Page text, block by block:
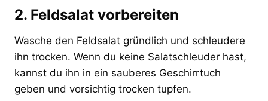
2. Feldsalat vorbereiten
Wasche den Feldsalat gründlich und schleudere
ihn trocken. Wenn du keine Salatschleuder hast,
kannst du ihn in ein sauberes Geschirrtuch
geben und vorsichtig trocken tupfen.